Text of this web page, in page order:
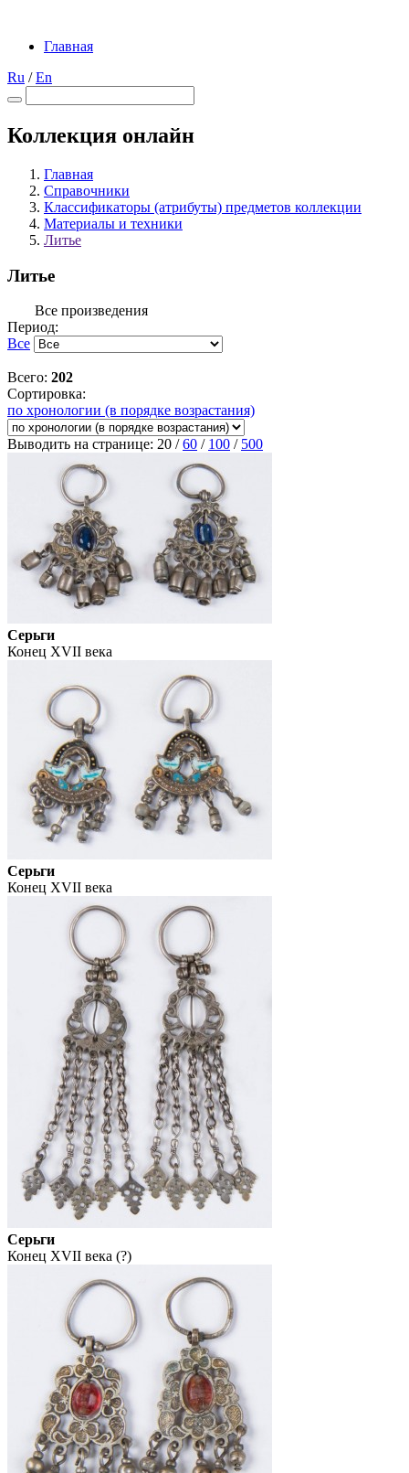
Главная
Ru /En
Коллекция онлайн
Главная
Справочники
Классификаторы (атрибуты) предметов коллекции
Материалы и техники
Литье
Литье
Все произведения
Период:
Все
Всего: 202
Сортировка:
по хронологии (в порядке возрастания)
Выводить на странице: 20 /60 / 100 / 500
Серьги
Конец XVII века
Серьги
Конец XVII века
Серьги
Конец XVII века (?)